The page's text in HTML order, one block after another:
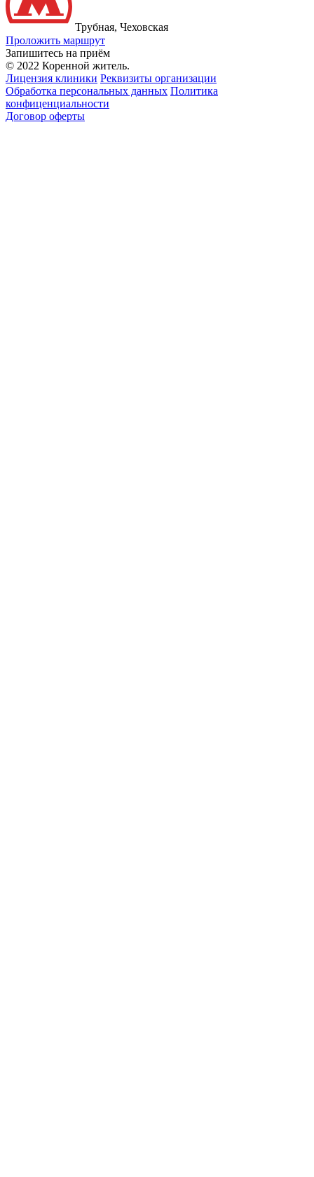
Трубная, Чеховская
Проложить маршрут
Запишитесь на приём
© 2022 Коренной житель.
Лицензия клиники Реквизиты организации
Обработка персональных данных Политика
конфиценциальности
Договор оферты